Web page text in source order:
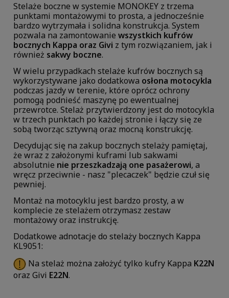
Stelaże boczne w systemie MONOKEY z trzema
punktami montażowymi to prosta, a jednocześnie
bardzo wytrzymała i solidna konstrukcja. System
pozwala na zamontowanie wszystkich kufrów
bocznych Kappa oraz Givi z tym rozwiązaniem, jak i
również sakwy boczne.
W wielu przypadkach stelaże kufrów bocznych są
wykorzystywane jako dodatkowa osłona motocykla
podczas jazdy w terenie, które oprócz ochrony
pomogą podnieść maszynę po ewentualnej
przewrotce. Stelaż przytwierdzony jest do motocykla
w trzech punktach po każdej stronie i łączy się ze
sobą tworząc sztywną oraz mocną konstrukcję.
Decydując się na zakup bocznych stelaży pamiętaj,
że wraz z założonymi kuframi lub sakwami
absolutnie nie przeszkadzają one pasażerowi, a
wręcz przeciwnie - nasz "plecaczek" będzie czuł się
pewniej.
Montaż na motocyklu jest bardzo prosty, a w
komplecie ze stelażem otrzymasz zestaw
montażowy oraz instrukcję.
Dodatkowe adnotacje do stelaży bocznych Kappa
KL9051:
Na stelaż można założyć tylko kufry Kappa K22N
oraz Givi E22N.